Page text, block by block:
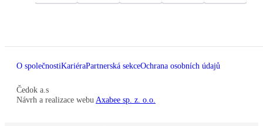
O společnostiKariéraPartnerská sekceOchrana osobních údajů
Čedok a.s
Návrh a realizace webu Axabee sp. z. o.o.